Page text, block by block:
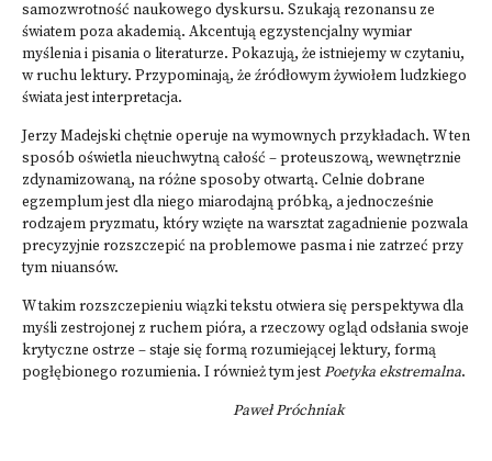
samozwrotność naukowego dyskursu. Szukają rezonansu ze
światem poza akademią. Akcentują egzystencjalny wymiar
myślenia i pisania o literaturze. Pokazują, że istniejemy w czytaniu,
w ruchu lektury. Przypominają, że źródłowym żywiołem ludzkiego
świata jest interpretacja.
Jerzy Madejski chętnie operuje na wymownych przykładach. W ten
sposób oświetla nieuchwytną całość – proteuszową, wewnętrznie
zdynamizowaną, na różne sposoby otwartą. Celnie dobrane
egzemplum jest dla niego miarodajną próbką, a jednocześnie
rodzajem pryzmatu, który wzięte na warsztat zagadnienie pozwala
precyzyjnie rozszczepić na problemowe pasma i nie zatrzeć przy
tym niuansów.
W takim rozszczepieniu wiązki tekstu otwiera się perspektywa dla
myśli zestrojonej z ruchem pióra, a rzeczowy ogląd odsłania swoje
krytyczne ostrze – staje się formą rozumiejącej lektury, formą
pogłębionego rozumienia. I również tym jestPoetyka ekstremalna.
Paweł Próchniak